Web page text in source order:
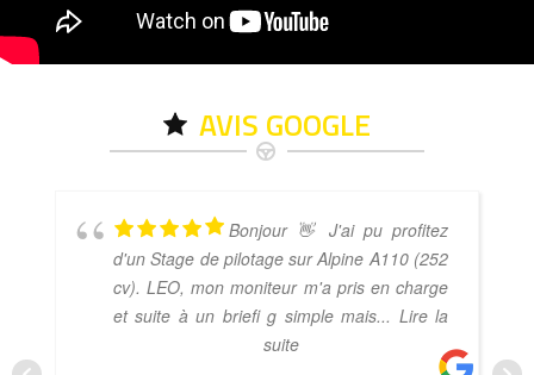
AVIS GOOGLE
Bonjour 👋 J'ai pu profitez
d'un Stage de pilotage sur Alpine A110 (252
cv). LEO, mon moniteur m'a pris en charge
et suite à un briefi g simple mais... Lire la
suite